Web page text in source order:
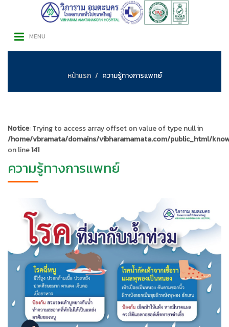
MENU
หน้าแรก ความรู้ทางการแพทย์
Notice: Trying to access array offset on value of type null in
/home/vbramata/domains/vibharamamata.com/public_html/
on line141
ความรู้ทางการแพทย์